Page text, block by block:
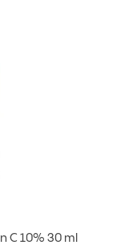
C 10% 30 ml